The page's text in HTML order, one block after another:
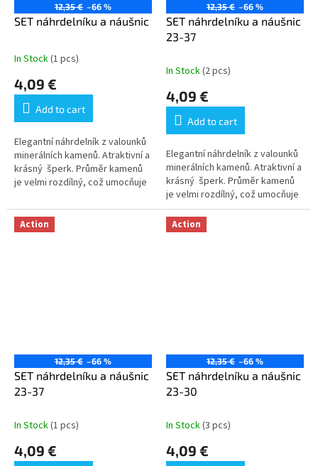
12,35 € –66 %
SET náhrdelníku a náušnic
The
product
rating
out
of
5
stars.
In Stock(1 pcs)
4,09 €
Add to cart
Elegantní náhrdelník z valounků
minerálních kamenů. Atraktivní a
krásný šperk. Průměr kamenů
je velmi rozdílný, což umocňuje
12,35 € –66 %
SET náhrdelníku a náušnic
23-37
In Stock(2 pcs)
4,09 €
Add to cart
Elegantní náhrdelník z valounků
minerálních kamenů. Atraktivní a
krásný šperk. Průměr kamenů
je velmi rozdílný, což umocňuje
atraktivitu šperku. Ilustrativní...
Action
12,35 € –66 %
SET náhrdelníku a náušnic
23-37
In Stock(1 pcs)
4,09 €
Action
12,35 € –66 %
SET náhrdelníku a náušnic
23-30
In Stock(3 pcs)
4,09 €